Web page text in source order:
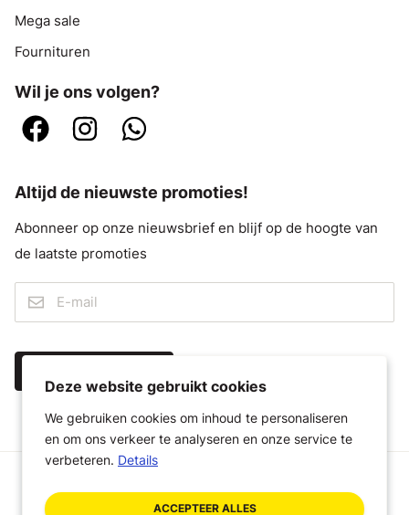
Mega sale
Fournituren
Wil je ons volgen?
Altijd de nieuwste promoties!
Abonneer op onze nieuwsbrief en blijf op de hoogte van
de laatste promoties
Algemene voorwaarden
Disclaimer Privacybeleid
Deze website gebruikt cookies
We gebruiken cookies om inhoud te personaliseren
en om ons verkeer te analyseren en onze service te
verbeteren. Details
ACCEPTEER ALLES